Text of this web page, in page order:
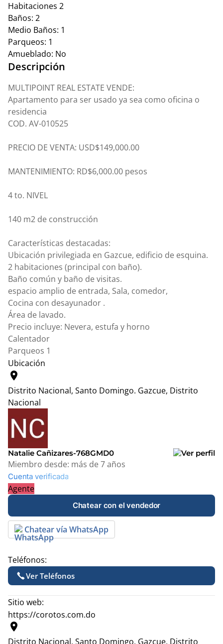
Habitaciones 2
Baños: 2
Medio Baños: 1
Parqueos: 1
Amueblado: No
Descripción
MULTIPOINT REAL ESTATE VENDE:
Apartamento para ser usado ya sea como oficina o
residencia
COD. AV-010525
PRECIO DE VENTA: USD$149,000.00
MANTENIMIENTO: RD$6,000.00 pesos
4 to. NIVEL
140 m2 de construcción
Características destacadas:
Ubicación privilegiada en Gazcue, edificio de esquina.
2 habitaciones (principal con baño).
Baño común y baño de visitas.
espacio amplio de entrada, Sala, comedor,
Cocina con desayunador .
Área de lavado.
Precio incluye: Nevera, estufa y horno
Calentador
Parqueos 1
Ubicación
location_on
Distrito Nacional, Santo Domingo. Gazcue, Distrito
Nacional
+
−
Natalie Cañizares-768GMD0
Miembro desde: más de 7 años
Cuenta verificada
Agente
Chatear con el vendedor
Chatear vía WhatsApp
Teléfonos:
Ver Teléfonos
Sitio web:
https://corotos.com.do
location_on
Distrito Nacional, Santo Domingo. Gazcue, Distrito